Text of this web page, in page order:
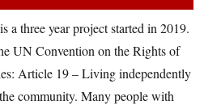
a three year project started in 2019.
UN Convention on the Rights of
Article 19 – Living independently
community. Many people with